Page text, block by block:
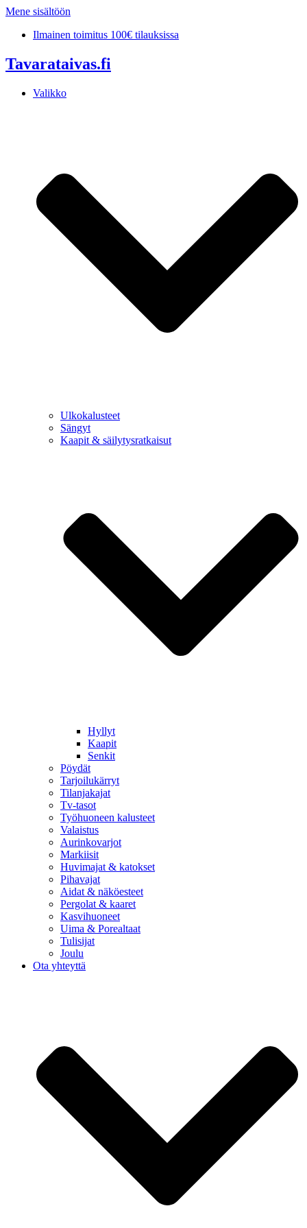
Mene sisältöön
Ilmainen toimitus 100€ tilauksissa
Tavarataivas.fi
Valikko
Ulkokalusteet
Sängyt
Kaapit & säilytysratkaisut
Hyllyt
Kaapit
Senkit
Pöydät
Tarjoilukärryt
Tilanjakajat
Tv-tasot
Työhuoneen kalusteet
Valaistus
Aurinkovarjot
Markiisit
Huvimajat & katokset
Pihavajat
Aidat & näköesteet
Pergolat & kaaret
Kasvihuoneet
Uima & Porealtaat
Tulisijat
Joulu
Ota yhteyttä